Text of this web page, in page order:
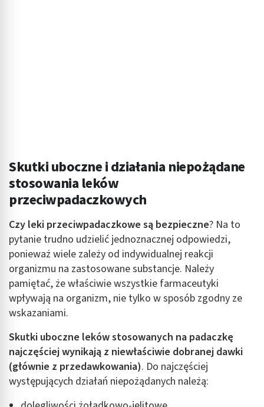
Skutki uboczne i działania niepożądane
stosowania leków
przeciwpadaczkowych
Czy leki przeciwpadaczkowe są bezpieczne? Na to
pytanie trudno udzielić jednoznacznej odpowiedzi,
ponieważ wiele zależy od indywidualnej reakcji
organizmu na zastosowane substancje. Należy
pamiętać, że właściwie wszystkie farmaceutyki
wpływają na organizm, nie tylko w sposób zgodny ze
wskazaniami.
Skutki uboczne leków stosowanych na padaczkę
najczęściej wynikają z niewłaściwie dobranej dawki
(głównie z przedawkowania). Do najczęściej
występujących działań niepożądanych należą: